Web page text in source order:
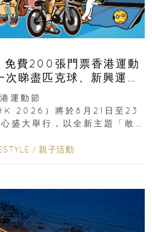
費200張門票香港運動
睇盡匹克球、新興運
動品牌展覽
運動節
2026）將於8月21日至23
盛大舉行，以全新主題「敢
/ 親子活動